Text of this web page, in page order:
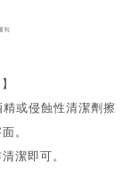
或侵蝕性清潔劑擦
。
潔即可。